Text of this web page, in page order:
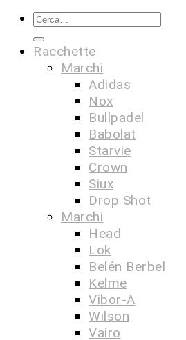
Racchette
Marchi
Adidas
Nox
Bullpadel
Babolat
Starvie
Crown
Siux
Drop Shot
Marchi
Head
Lok
Belén Berbel
Kelme
Vibor-A
Wilson
Vairo